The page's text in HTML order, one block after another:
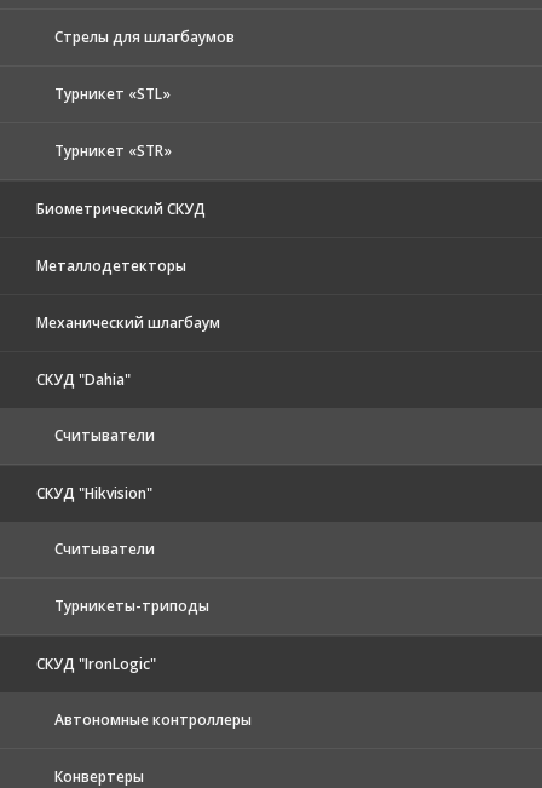
Стрелы для шлагбаумов
Турникет «STL»
Турникет «STR»
Биометрический СКУД
Металлодетекторы
Механический шлагбаум
СКУД "Dahia"
Считыватели
СКУД "Hikvision"
Считыватели
Турникеты-триподы
СКУД "IronLogic"
Автономные контроллеры
Конвертеры